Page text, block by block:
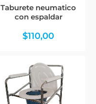
Taburete neumatico
con espaldar
$110,00